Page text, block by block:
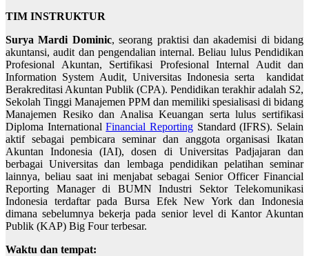
TIM INSTRUKTUR
Surya Mardi Dominic, seorang praktisi dan akademisi di bidang
akuntansi, audit dan pengendalian internal. Beliau lulus Pendidikan
Profesional Akuntan, Sertifikasi Profesional Internal Audit dan
Information System Audit, Universitas Indonesia serta kandidat
Berakreditasi Akuntan Publik (CPA). Pendidikan terakhir adalah S2,
Sekolah Tinggi Manajemen PPM dan memiliki spesialisasi di bidang
Manajemen Resiko dan Analisa Keuangan serta lulus sertifikasi
Diploma InternationalFinancial Reporting Standard (IFRS). Selain
aktif sebagai pembicara seminar dan anggota organisasi Ikatan
Akuntan Indonesia (IAI), dosen di Universitas Padjajaran dan
berbagai Universitas dan lembaga pendidikan pelatihan seminar
lainnya, beliau saat ini menjabat sebagai Senior Officer Financial
Reporting Manager di BUMN Industri Sektor Telekomunikasi
Indonesia terdaftar pada Bursa Efek New York dan Indonesia
dimana sebelumnya bekerja pada senior level di Kantor Akuntan
Publik (KAP) Big Four terbesar.
Waktu dan tempat: